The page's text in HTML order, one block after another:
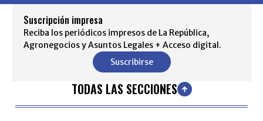
Suscripción impresa
Reciba los periódicos impresos de La República,
Agronegocios y Asuntos Legales + Acceso digital.
Suscribirse
TODAS LAS SECCIONES